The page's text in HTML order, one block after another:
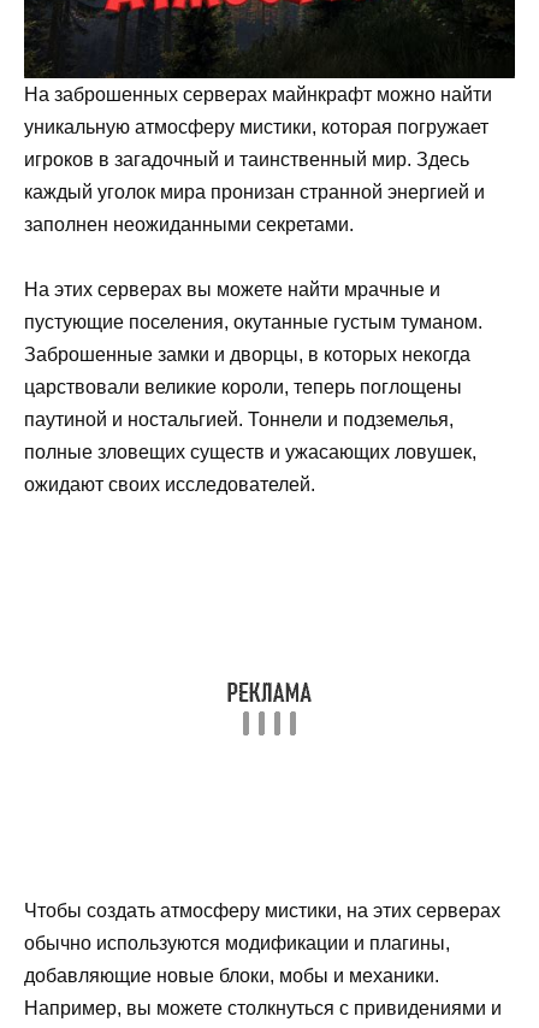
На заброшенных серверах майнкрафт можно найти
уникальную атмосферу мистики, которая погружает
игроков в загадочный и таинственный мир. Здесь
каждый уголок мира пронизан странной энергией и
заполнен неожиданными секретами.
На этих серверах вы можете найти мрачные и
пустующие поселения, окутанные густым туманом.
Заброшенные замки и дворцы, в которых некогда
царствовали великие короли, теперь поглощены
паутиной и ностальгией. Тоннели и подземелья,
полные зловещих существ и ужасающих ловушек,
ожидают своих исследователей.
Чтобы создать атмосферу мистики, на этих серверах
обычно используются модификации и плагины,
добавляющие новые блоки, мобы и механики.
Например, вы можете столкнуться с привидениями и